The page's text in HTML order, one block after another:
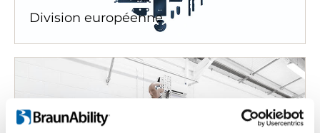
Division européenne